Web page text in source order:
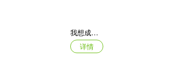
如果你喜欢拯救世界扭转战局，那战士是一个不错的选
增加防御属性，较难被针对。然而这一职业对战术素养
我想成为影之强者国际服最新版本
详情